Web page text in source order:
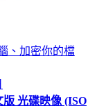
、加密你的檔
版 光碟映像 (ISO